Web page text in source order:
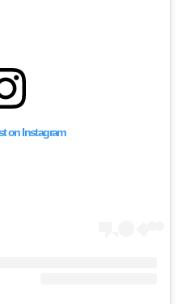
النطاق
on Instagram